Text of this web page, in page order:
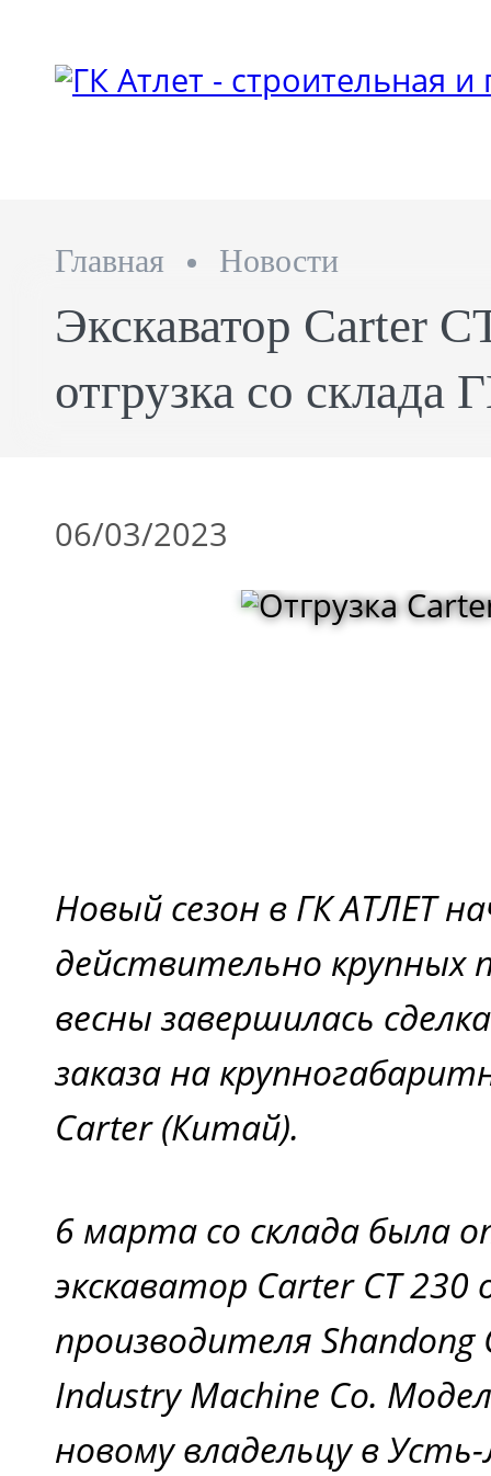
Главная Новости
Экскаватор Carter
отгрузка со
06/03/2023
Новый сезон в ГК АТЛЕТ
действительно крупных
весны завершилась
заказа на
Carter (Китай).
6 марта со склада была
экскаватор Carter CT
производителя Shandong
Industry Machine Co.
новому владельцу в